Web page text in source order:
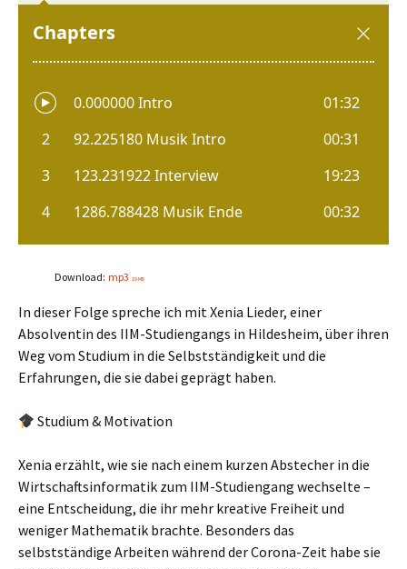
Download: mp3 19 MB
In dieser Folge spreche ich mit Xenia Lieder, einer
Absolventin des IIM-Studiengangs in Hildesheim, über ihren
Weg vom Studium in die Selbstständigkeit und die
Erfahrungen, die sie dabei geprägt haben.
Studium & Motivation
Xenia erzählt, wie sie nach einem kurzen Abstecher in die
Wirtschaftsinformatik zum IIM-Studiengang wechselte –
eine Entscheidung, die ihr mehr kreative Freiheit und
weniger Mathematik brachte. Besonders das
selbstständige Arbeiten während der Corona-Zeit habe sie